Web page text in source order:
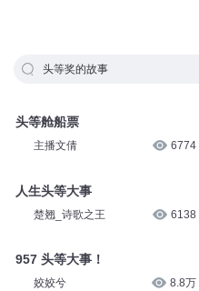
头等奖的故事
头等舱船票
主播文倩 6774
人生头等大事
楚翘_诗歌之王 6138
957 头等大事！
姣姣兮 8.8万